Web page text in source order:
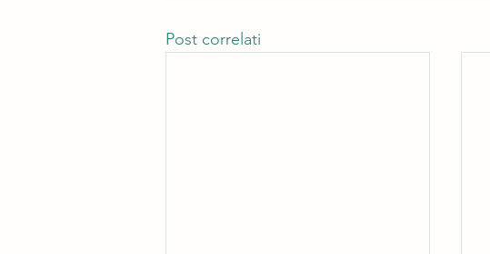
Post correlati